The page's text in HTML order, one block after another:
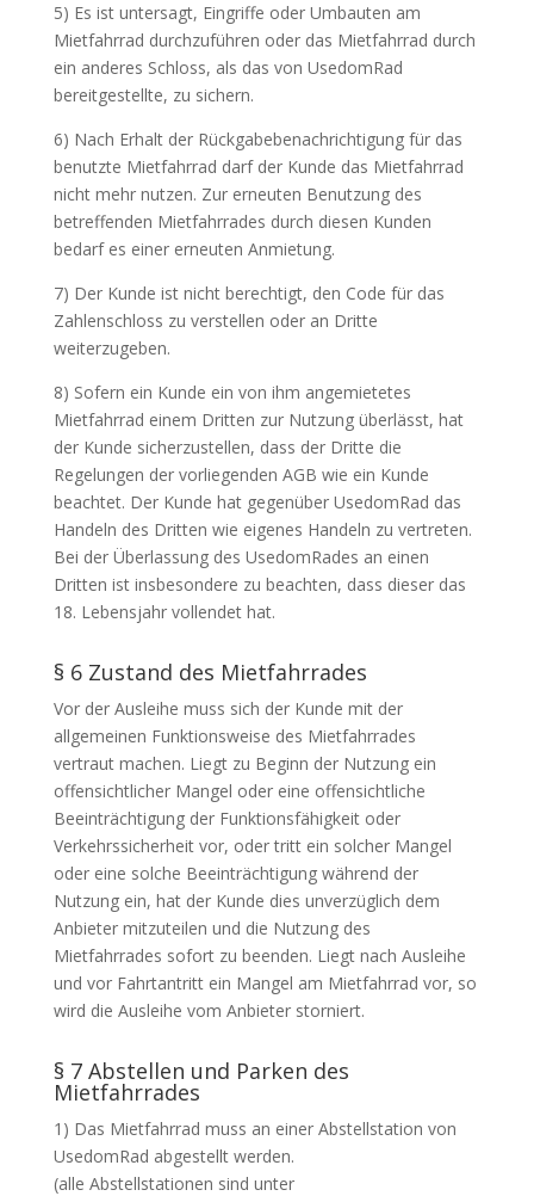
5) Es ist untersagt, Eingriffe oder Umbauten am
Mietfahrrad durchzuführen oder das Mietfahrrad durch
ein anderes Schloss, als das von UsedomRad
bereitgestellte, zu sichern.
6) Nach Erhalt der Rückgabebenachrichtigung für das
benutzte Mietfahrrad darf der Kunde das Mietfahrrad
nicht mehr nutzen. Zur erneuten Benutzung des
betreffenden Mietfahrrades durch diesen Kunden
bedarf es einer erneuten Anmietung.
7) Der Kunde ist nicht berechtigt, den Code für das
Zahlenschloss zu verstellen oder an Dritte
weiterzugeben.
8) Sofern ein Kunde ein von ihm angemietetes
Mietfahrrad einem Dritten zur Nutzung überlässt, hat
der Kunde sicherzustellen, dass der Dritte die
Regelungen der vorliegenden AGB wie ein Kunde
beachtet. Der Kunde hat gegenüber UsedomRad das
Handeln des Dritten wie eigenes Handeln zu vertreten.
Bei der Überlassung des UsedomRades an einen
Dritten ist insbesondere zu beachten, dass dieser das
18. Lebensjahr vollendet hat.
§ 6 Zustand des Mietfahrrades
Vor der Ausleihe muss sich der Kunde mit der
allgemeinen Funktionsweise des Mietfahrrades
vertraut machen. Liegt zu Beginn der Nutzung ein
offensichtlicher Mangel oder eine offensichtliche
Beeinträchtigung der Funktionsfähigkeit oder
Verkehrssicherheit vor, oder tritt ein solcher Mangel
oder eine solche Beeinträchtigung während der
Nutzung ein, hat der Kunde dies unverzüglich dem
Anbieter mitzuteilen und die Nutzung des
Mietfahrrades sofort zu beenden. Liegt nach Ausleihe
und vor Fahrtantritt ein Mangel am Mietfahrrad vor, so
wird die Ausleihe vom Anbieter storniert.
§ 7 Abstellen und Parken des
Mietfahrrades
1) Das Mietfahrrad muss an einer Abstellstation von
UsedomRad abgestellt werden.
(alle Abstellstationen sind unter